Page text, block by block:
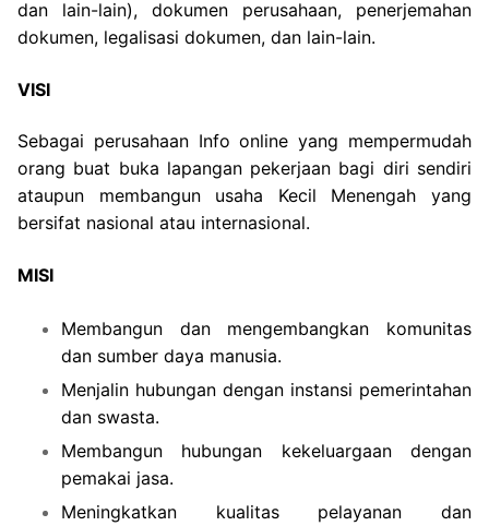
dan lain-lain), dokumen perusahaan, penerjemahan
dokumen, legalisasi dokumen, dan lain-lain.
VISI
Sebagai perusahaan Info online yang mempermudah
orang buat buka lapangan pekerjaan bagi diri sendiri
ataupun membangun usaha Kecil Menengah yang
bersifat nasional atau internasional.
MISI
Membangun dan mengembangkan komunitas
dan sumber daya manusia.
Menjalin hubungan dengan instansi pemerintahan
dan swasta.
Membangun hubungan kekeluargaan dengan
pemakai jasa.
Meningkatkan kualitas pelayanan dan